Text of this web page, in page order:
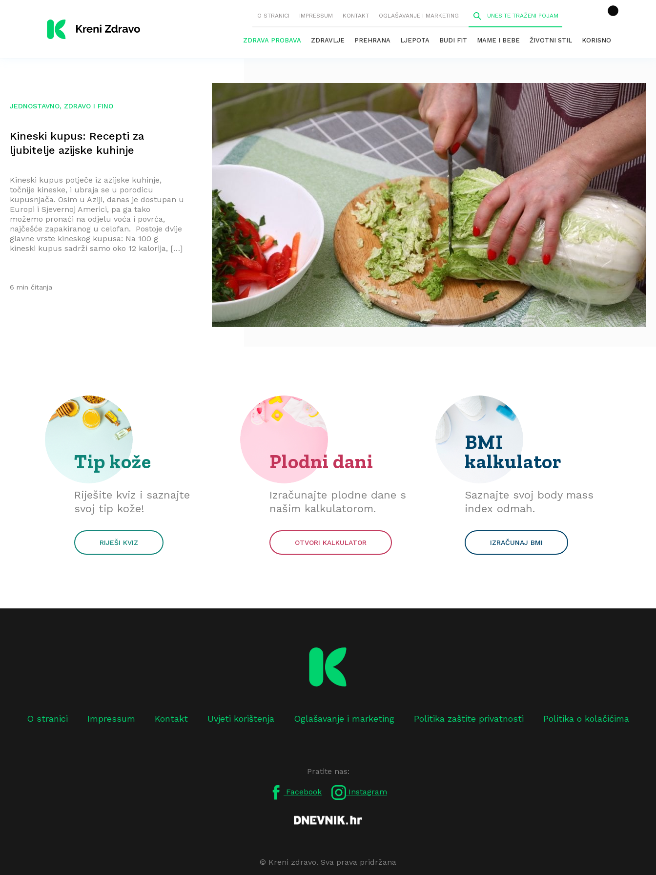
O STRANICI IMPRESSUM KONTAKT OGLAŠAVANJE I MARKETING
ZDRAVA PROBAVA ZDRAVLJE PREHRANA LJEPOTA BUDI FIT MAME I BEBE ŽIVOTNI STIL KORISNO
JEDNOSTAVNO, ZDRAVO I FINO
Kineski kupus: Recepti za
ljubitelje azijske kuhinje
Kineski kupus potječe iz azijske kuhinje,
točnije kineske, i ubraja se u porodicu
kupusnjača. Osim u Aziji, danas je dostupan u
Europi i Sjevernoj Americi, pa ga tako
možemo pronaći na odjelu voća i povrća,
najčešće zapakiranog u celofan. Postoje dvije
glavne vrste kineskog kupusa: Na 100 g
kineski kupus sadrži samo oko 12 kalorija, […]
6 min čitanja
Tip kože
Riješite kviz i saznajte
svoj tip kože!
RIJEŠI KVIZ
Plodni dani
Izračunajte plodne dane s
našim kalkulatorom.
OTVORI KALKULATOR
BMI
kalkulator
Saznajte svoj body mass
index odmah.
IZRAČUNAJ BMI
O stranici Impressum Kontakt Uvjeti korištenja Oglašavanje i marketing Politika zaštite privatnosti Politika o kolačićima
Pratite nas:
Facebook Instagram
© Kreni zdravo. Sva prava pridržana